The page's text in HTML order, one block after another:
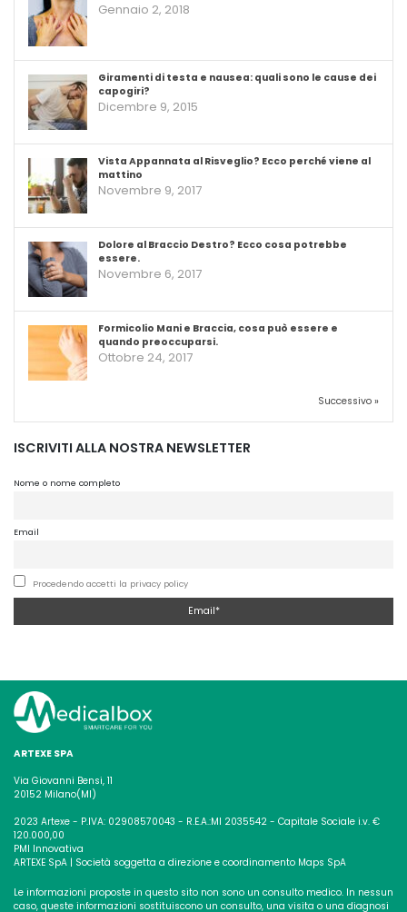
Gennaio 2, 2018
Giramenti di testa e nausea: quali sono le cause dei
capogiri?
Dicembre 9, 2015
Vista Appannata al Risveglio? Ecco perché viene al
mattino
Novembre 9, 2017
Dolore al Braccio Destro? Ecco cosa potrebbe
essere.
Novembre 6, 2017
Formicolio Mani e Braccia, cosa può essere e
quando preoccuparsi.
Ottobre 24, 2017
Successivo »
ISCRIVITI ALLA NOSTRA NEWSLETTER
Nome o nome completo
Email
Procedendo accetti la privacy policy
ARTEXE SPA
Via Giovanni Bensi, 11
20152 Milano(MI)
2023 Artexe - P.IVA: 02908570043 - R.E.A.:MI 2035542 - Capitale Sociale i.v. €
120.000,00
PMI Innovativa
ARTEXE SpA | Società soggetta a direzione e coordinamento Maps SpA
Le informazioni proposte in questo sito non sono un consulto medico. In nessun
caso, queste informazioni sostituiscono un consulto, una visita o una diagnosi